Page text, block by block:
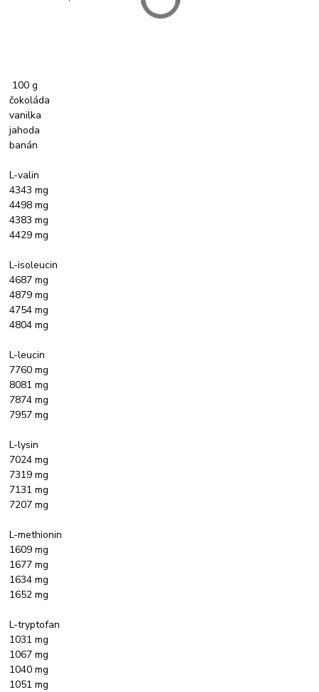
100 g
čokoláda
vanilka
jahoda
banán
L-valin
4343 mg
4498 mg
4383 mg
4429 mg
L-isoleucin
4687 mg
4879 mg
4754 mg
4804 mg
L-leucin
7760 mg
8081 mg
7874 mg
7957 mg
L-lysin
7024 mg
7319 mg
7131 mg
7207 mg
L-methionin
1609 mg
1677 mg
1634 mg
1652 mg
L-tryptofan
1031 mg
1067 mg
1040 mg
1051 mg